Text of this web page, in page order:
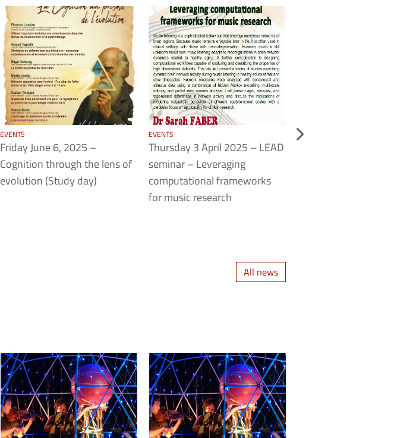
EVENTS
Friday June 6, 2025 –
Cognition through the lens of
evolution (Study day)
EVENTS
Thursday 3 April 2025 – LEAD
seminar – Leveraging
computational frameworks
for music research
EVENTS
All news